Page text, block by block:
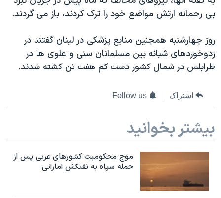
گالری عکس
اعتراضات زن، زندگی، آزادی
تریبونال مردمی آبان ۹۸
دادگاه حمید نوری
قانون شفافیت دارائی کادر رهبری ایران
اسرائیل در جنگ
همایش محافظه‌کاران آمریکا «سی‌پک»
صفحه‌های ویژه
بی رحمانه ارتش مواضع خود را ترک کردند، باز می گردند.
روز چهارشنبه همچنین منابع پزشکی در لبنان گفتند در
زدوخوردهای شبانه بین مسلمانان سنی و علوی ها در
طرابلس در شمال کشور دست کم هفت تن کشته شدند.
اشتراک Follow us
بیشتر بخوانید
موج محکومیت کشورهای عربی پس از
حمله سپاه به نفتکش اماراتی